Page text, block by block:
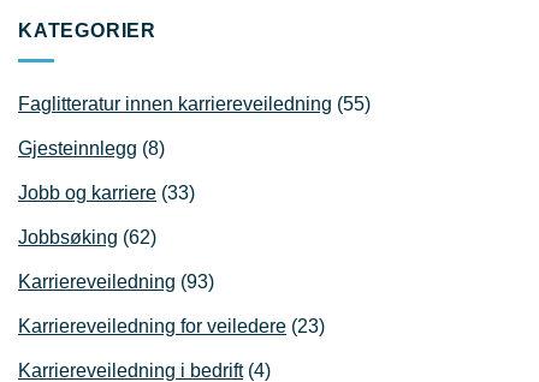
KATEGORIER
Faglitteratur innen karriereveiledning (55)
Gjesteinnlegg (8)
Jobb og karriere (33)
Jobbsøking (62)
Karriereveiledning (93)
Karriereveiledning for veiledere (23)
Karriereveiledning i bedrift(4)